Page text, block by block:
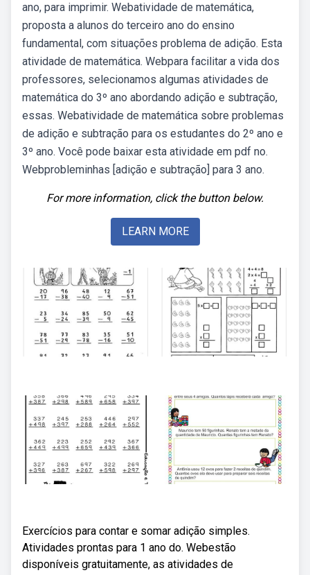
ano, para imprimir. Webatividade de matemática,
proposta a alunos do terceiro ano do ensino
fundamental, com situações problema de adição. Esta
atividade de matemática. Webpara facilitar a vida dos
professores, selecionamos algumas atividades de
matemática do 3º ano abordando adição e subtração,
essas. Webatividade de matemática sobre problemas
de adição e subtração para os estudantes do 2º ano e
3º ano. Você pode baixar esta atividade em pdf no.
Webprobleminhas [adição e subtração] para 3 ano.
For more information, click the button below.
LEARN MORE
Exercícios para contar e somar adição simples.
Atividades prontas para 1 ano do. Webestão
disponíveis gratuitamente, as atividades de